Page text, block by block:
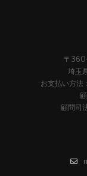
〒
埼玉
お支払い方法
顧問司